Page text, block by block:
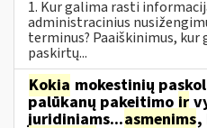
1. Kur galima rasti
administracinius
terminus? Paaiškinimus,
paskirtų...
Kokia mokestinių
palūkanų pakeitimo ir
juridiniams...asmenims,